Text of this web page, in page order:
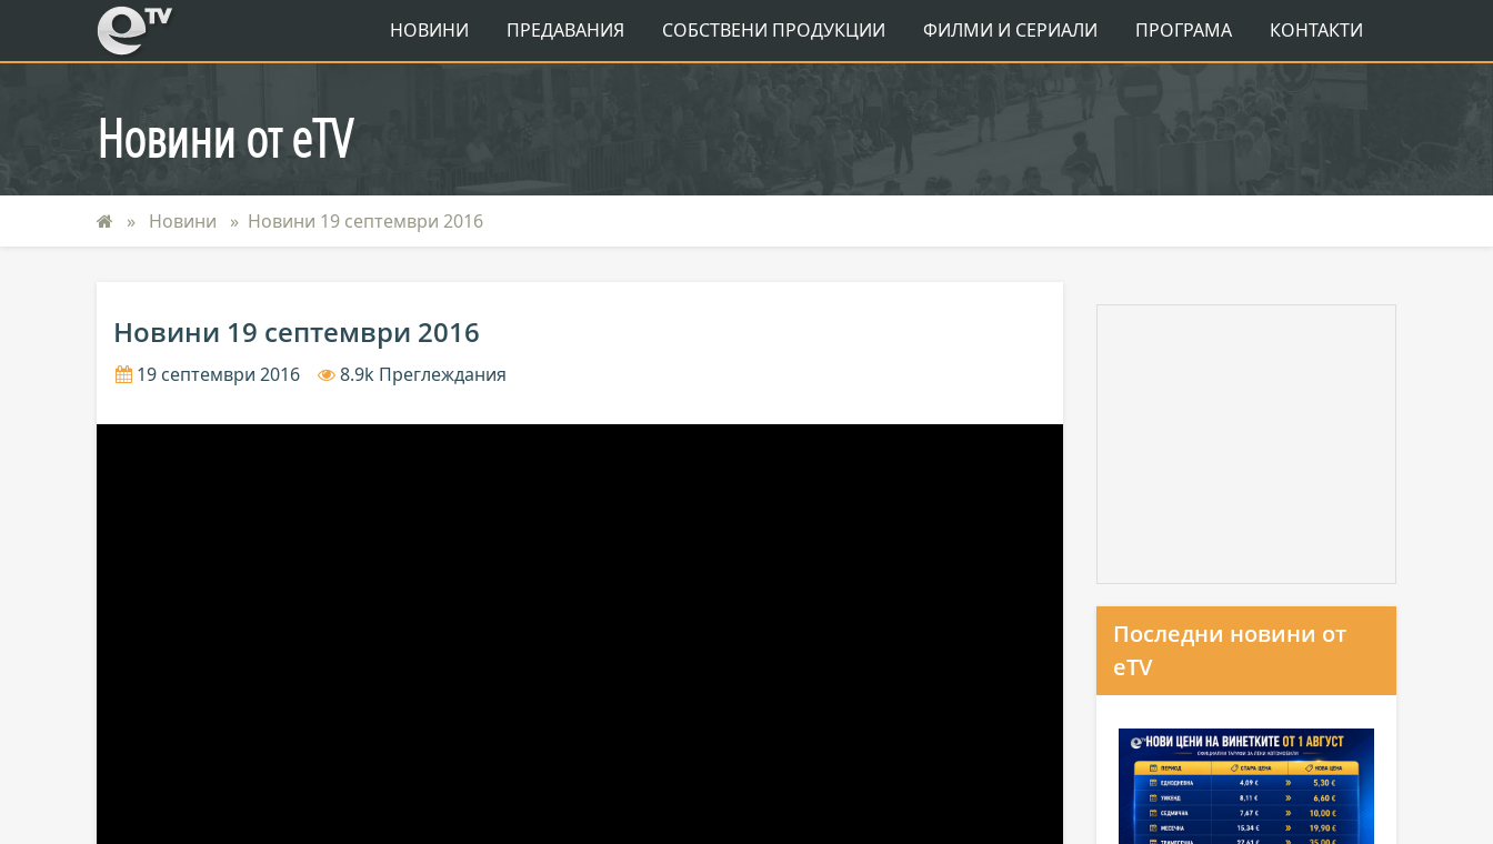
eTV НОВИНИ ПРЕДАВАНИЯ СОБСТВЕНИ ПРОДУКЦИИ ФИЛМИ И СЕРИАЛИ ПРОГРАМА КОНТАКТИ
Новини от eTV
Новини Новини 19 септември 2016
Новини 19 септември 2016
19 септември 2016 8.9k Преглеждания
Последни новини от
eTV